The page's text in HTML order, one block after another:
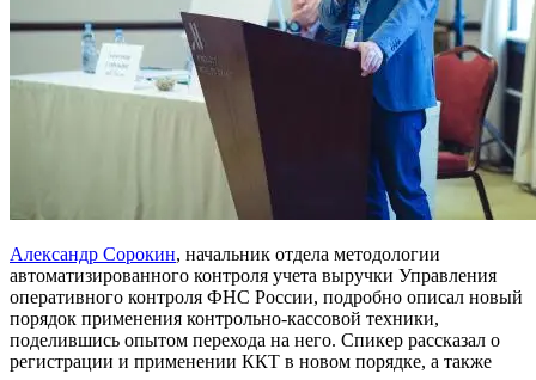
Александр Сорокин, начальник отдела методологии
автоматизированного контроля учета выручки Управления
оперативного контроля ФНС России, подробно описал новый
порядок применения контрольно-кассовой техники,
поделившись опытом перехода на него. Спикер рассказал о
регистрации и применении ККТ в новом порядке, а также